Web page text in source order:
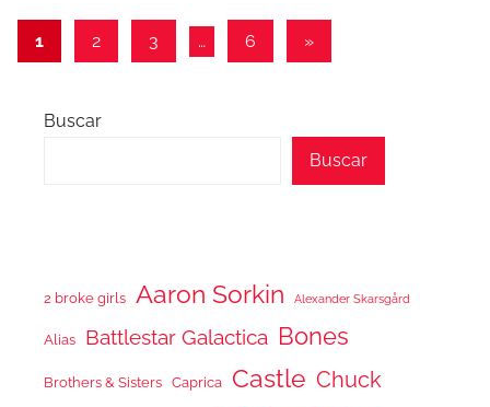
Paginación
entradas
1 2 3 … 6
Entradas
»
Buscar
Buscar
2 broke girls Aaron Sorkin Alexander Skarsgård
Alias Battlestar Galactica Bones
Brothers & Sisters Caprica Castle Chuck